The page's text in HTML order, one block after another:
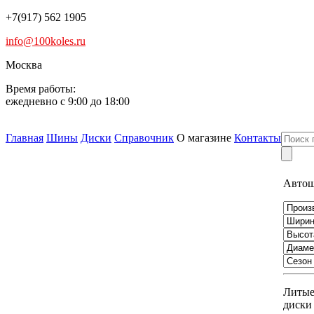
+7(917) 562 1905
info@100koles.ru
Москва
Время работы:
ежедневно с 9:00 до 18:00
Главная Шины Диски Справочник О магазине Контакты
Литые
диски